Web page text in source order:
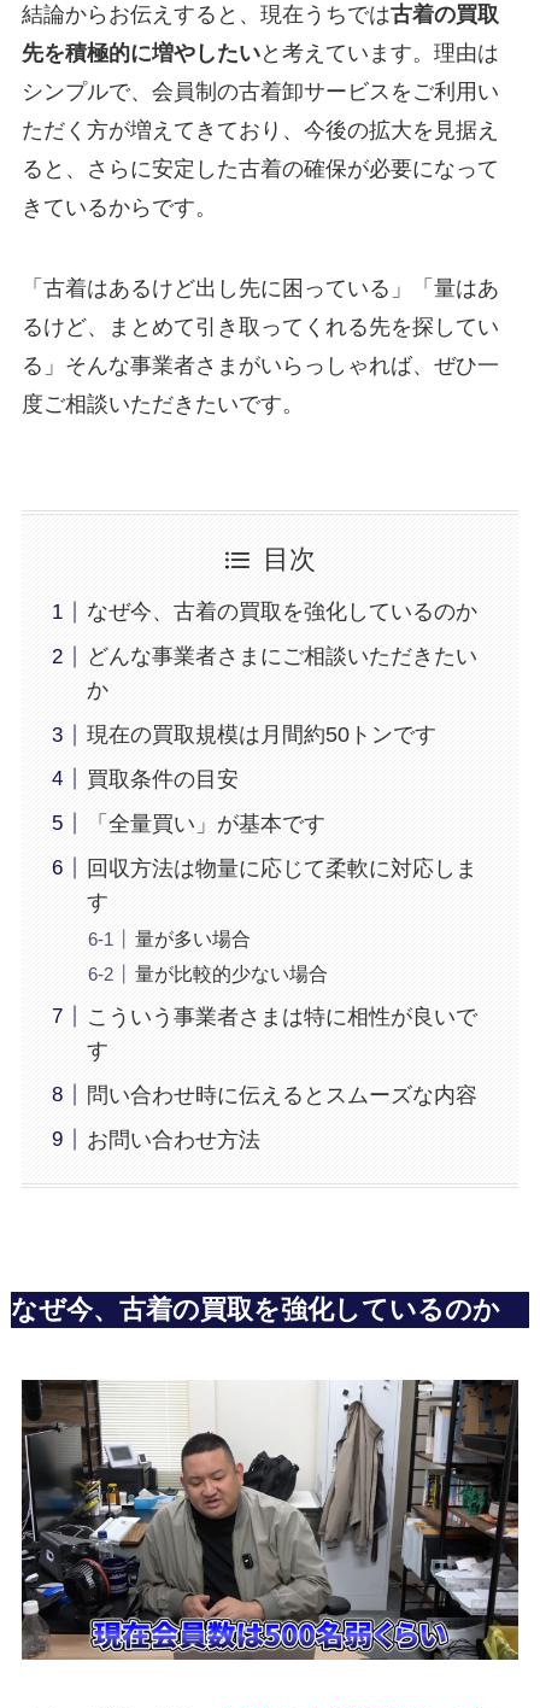
結論からお伝えすると、現在うちでは古着の買取
先を積極的に増やしたいと考えています。理由は
シンプルで、会員制の古着卸サービスをご利用い
ただく方が増えてきており、今後の拡大を見据え
ると、さらに安定した古着の確保が必要になって
きているからです。
「古着はあるけど出し先に困っている」「量はあ
るけど、まとめて引き取ってくれる先を探してい
る」そんな事業者さまがいらっしゃれば、ぜひ一
度ご相談いただきたいです。
目次
なぜ今、古着の買取を強化しているのか
どんな事業者さまにご相談いただきたい
か
現在の買取規模は月間約50トンです
買取条件の目安
「全量買い」が基本です
回収方法は物量に応じて柔軟に対応しま
す
量が多い場合
量が比較的少ない場合
こういう事業者さまは特に相性が良いで
す
問い合わせ時に伝えるとスムーズな内容
お問い合わせ方法
なぜ今、古着の買取を強化しているのか